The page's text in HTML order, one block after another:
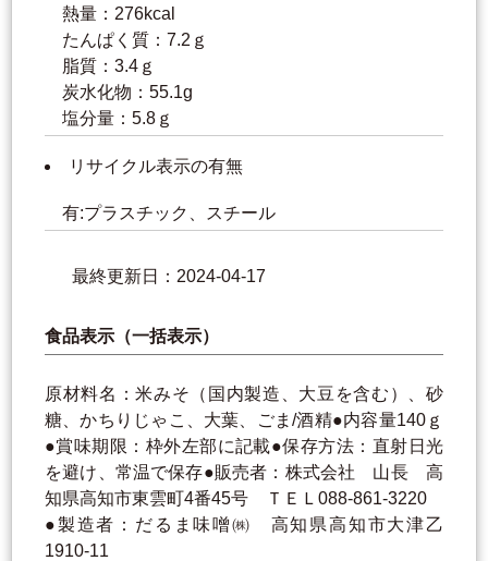
熱量：276kcal
たんぱく質：7.2ｇ
脂質：3.4ｇ
炭水化物：55.1g
塩分量：5.8ｇ
リサイクル表示の有無
有:プラスチック、スチール
最終更新日：2024-04-17
食品表示（一括表示）
原材料名：米みそ（国内製造、大豆を含む）、砂
糖、かちりじゃこ、大葉、ごま/酒精●内容量140ｇ
●賞味期限：枠外左部に記載●保存方法：直射日光
を避け、常温で保存●販売者：株式会社 山長 高
知県高知市東雲町4番45号 ＴＥＬ088-861-3220
●製造者：だるま味噌㈱ 高知県高知市大津乙
1910-11